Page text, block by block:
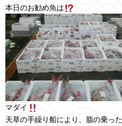
本日のお勧め魚は
マダイ
天草の手繰り船により、脂の乗っ